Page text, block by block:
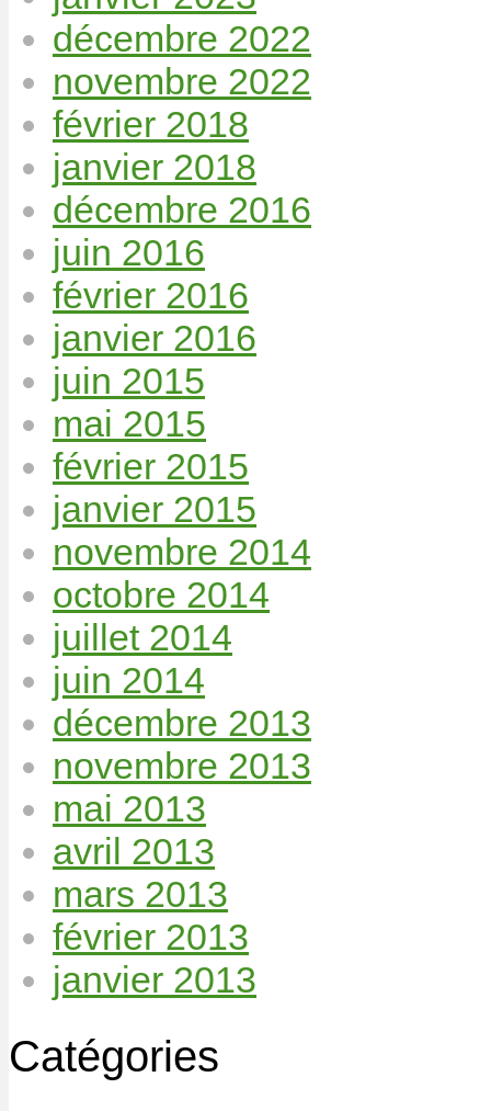
décembre 2022
novembre 2022
février 2018
janvier 2018
décembre 2016
juin 2016
février 2016
janvier 2016
juin 2015
mai 2015
février 2015
janvier 2015
novembre 2014
octobre 2014
juillet 2014
juin 2014
décembre 2013
novembre 2013
mai 2013
avril 2013
mars 2013
février 2013
janvier 2013
Catégories